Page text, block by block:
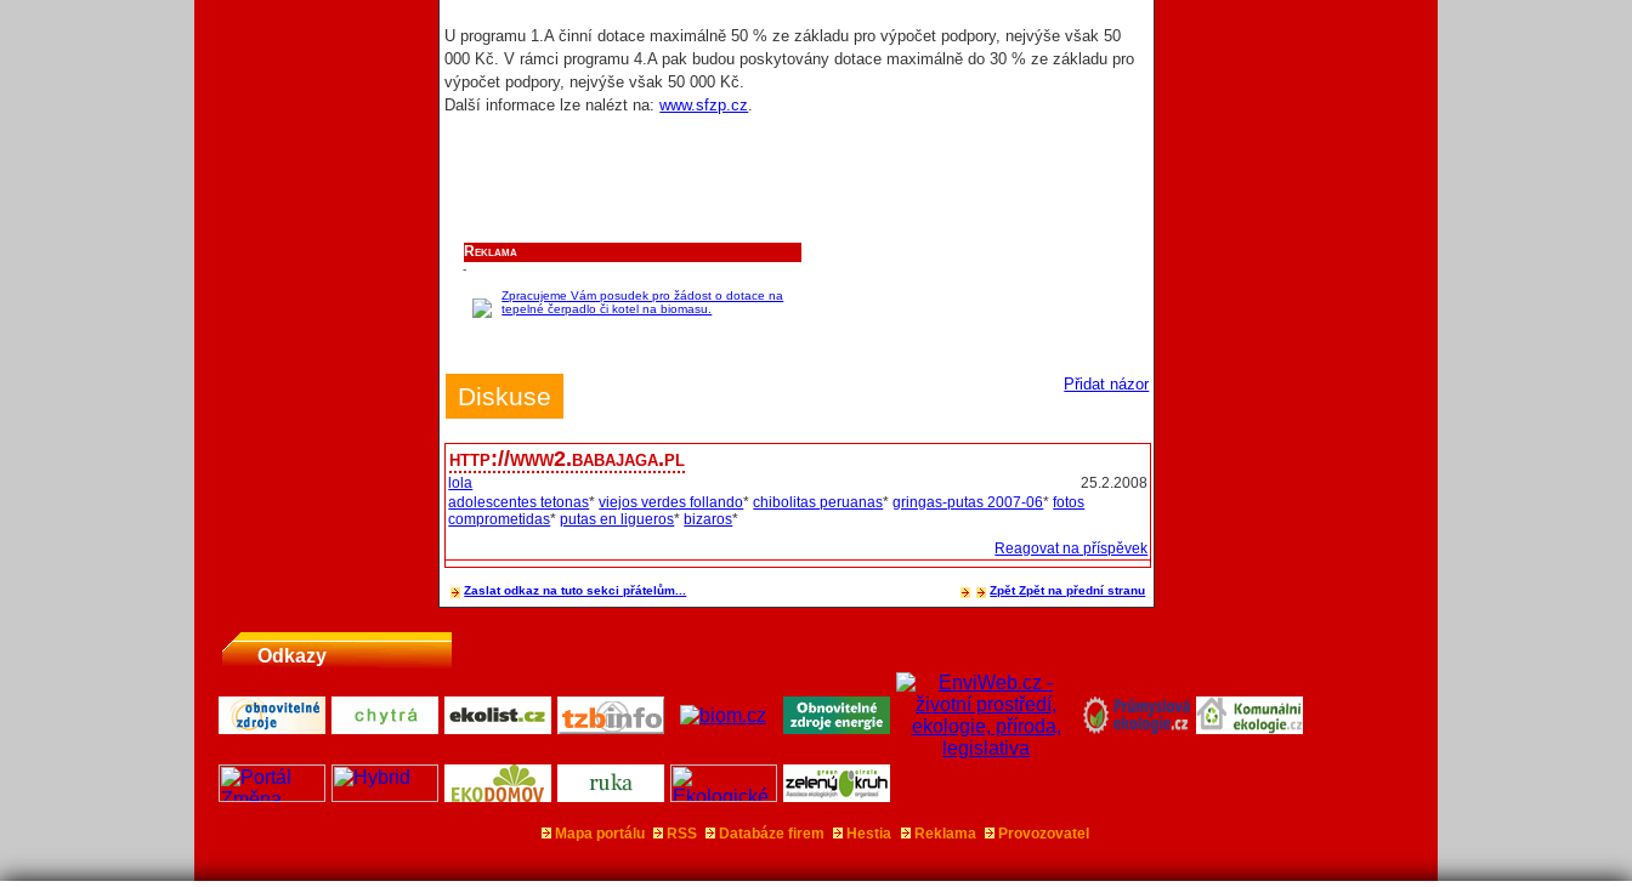
U programu 1.A činní dotace maximálně 50 % ze základu pro výpočet podpory, nejvýše však 50
000 Kč. V rámci programu 4.A pak budou poskytovány dotace maximálně do 30 % ze základu pro
výpočet podpory, nejvýše však 50 000 Kč.
Další informace lze nalézt na:www.sfzp.cz.
Reklama
-
Zpracujeme Vám posudek pro žádost o dotace na
tepelné čerpadlo či kotel na biomasu.
Přidat názor
Diskuse
http://www2.babajaga.pl
lola
25.2.2008
adolescentes tetonas*viejos verdes follando*chibolitas peruanas*gringas-putas 2007-06*fotos
comprometidas*putas en ligueros* bizaros*
Reagovat na příspěvek
Zaslat odkaz na tuto sekci přátelům... ZpětZpět na přední stranu
Odkazy
Mapa portálu RSS Databáze firem Hestia Reklama Provozovatel